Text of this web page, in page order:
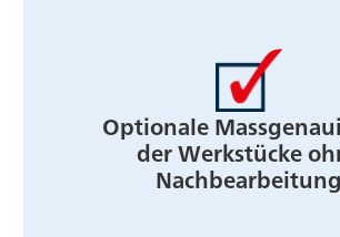
Optionale
der Werkstücke
Nachbearbeitung